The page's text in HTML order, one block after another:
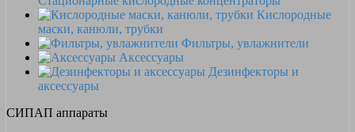
Кислородные
маски, канюли, трубки
Фильтры, увлажнители
Аксессуары
Дезинфекторы и
аксессуары
СИПАП аппараты